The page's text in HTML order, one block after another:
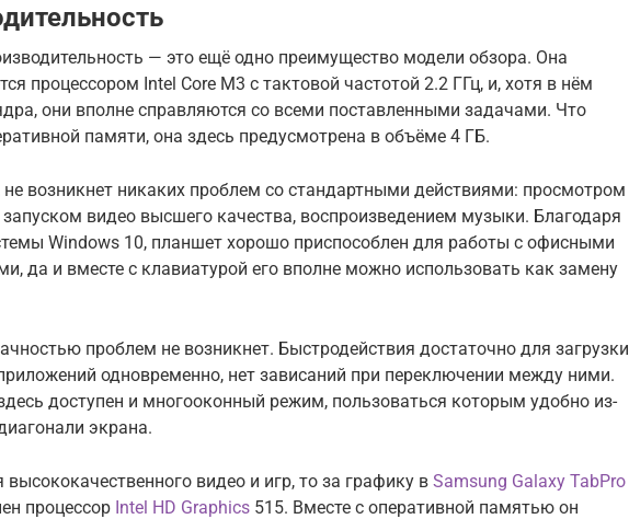
— это ещё одно преимущество модели обзора. Она
процессором Intel Core M3 с тактовой частотой 2.2 ГГц, и, хотя в нём
они вполне справляются со всеми поставленными задачами. Что
памяти, она здесь предусмотрена в объёме 4 ГБ.
не возникнет никаких проблем со стандартными действиями: просмотром
запуском видео высшего качества, воспроизведением музыки. Благодаря
Windows 10, планшет хорошо приспособлен для работы с офисными
да и вместе с клавиатурой его вполне можно использовать как замену
проблем не возникнет. Быстродействия достаточно для загрузки
одновременно, нет зависаний при переключении между ними.
доступен и многооконный режим, пользоваться которым удобно из-
экрана.
высококачественного видео и игр, то за графику в Samsung Galaxy TabPro
процессор Intel HD Graphics 515. Вместе с оперативной памятью он